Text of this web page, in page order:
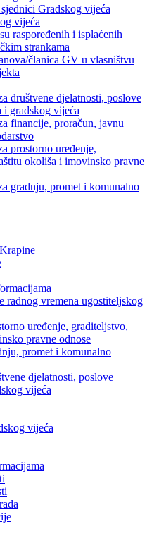
Gradskog vijeća
vijeća
raspoređenih i isplaćenih
strankama
članica GV u vlasništvu
društvene djelatnosti, poslove
i gradskog vijeća
financije, proračun, javnu
prostorno uređenje,
okoliša i imovinsko pravne
gradnju, promet i komunalno
radnog vremena ugostiteljskog
uređenje, graditeljstvo,
pravne odnose
promet i komunalno
djelatnosti, poslove
vijeća
vijeća